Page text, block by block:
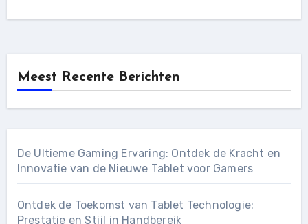
Meest Recente Berichten
De Ultieme Gaming Ervaring: Ontdek de Kracht en
Innovatie van de Nieuwe Tablet voor Gamers
Ontdek de Toekomst van Tablet Technologie:
Prestatie en Stijl in Handbereik